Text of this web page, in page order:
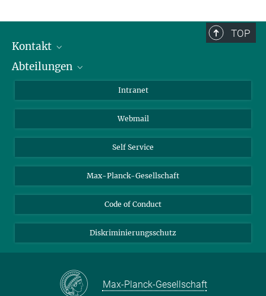
Z- ~ Central building (Zentralgebäude)
AS23a- ~ Berlin (SupraFAB)
TOP
Kontakt
Mitarbeiterverzeichnis
Abteilungen
Biomolekulare Systeme
Kolloidchemie
Nachhaltige und Bio-inspirierte Materialien
Intranet
Webmail
Self Service
Max-Planck-Gesellschaft
Code of Conduct
Diskriminierungsschutz
Max-Planck-Gesellschaft